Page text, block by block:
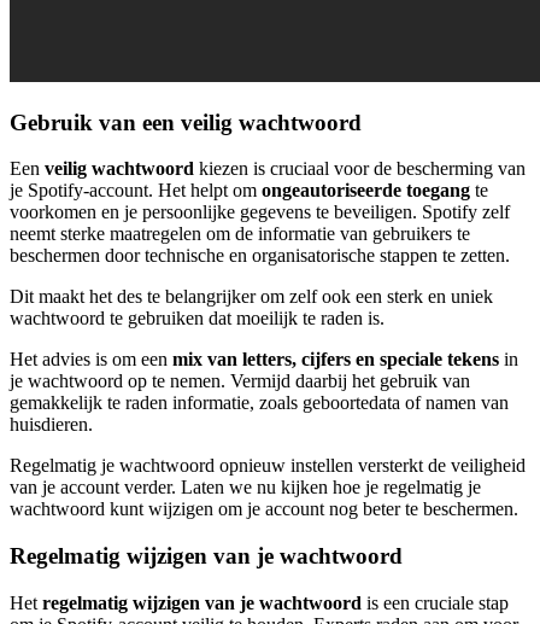
Gebruik van een veilig wachtwoord
Een veilig wachtwoord kiezen is cruciaal voor de bescherming van
je Spotify-account. Het helpt om ongeautoriseerde toegang te
voorkomen en je persoonlijke gegevens te beveiligen. Spotify zelf
neemt sterke maatregelen om de informatie van gebruikers te
beschermen door technische en organisatorische stappen te zetten.
Dit maakt het des te belangrijker om zelf ook een sterk en uniek
wachtwoord te gebruiken dat moeilijk te raden is.
Het advies is om een mix van letters, cijfers en speciale tekens in
je wachtwoord op te nemen. Vermijd daarbij het gebruik van
gemakkelijk te raden informatie, zoals geboortedata of namen van
huisdieren.
Regelmatig je wachtwoord opnieuw instellen versterkt de veiligheid
van je account verder. Laten we nu kijken hoe je regelmatig je
wachtwoord kunt wijzigen om je account nog beter te beschermen.
Regelmatig wijzigen van je wachtwoord
Het regelmatig wijzigen van je wachtwoord is een cruciale stap